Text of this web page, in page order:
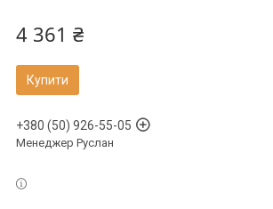
4 361 ₴
Купити
+380 (50) 926-55-05
Менеджер Руслан